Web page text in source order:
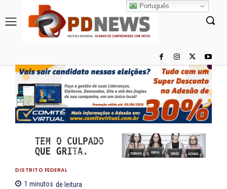
DISTRITO FEDERAL
1 minutos de leitura
Português